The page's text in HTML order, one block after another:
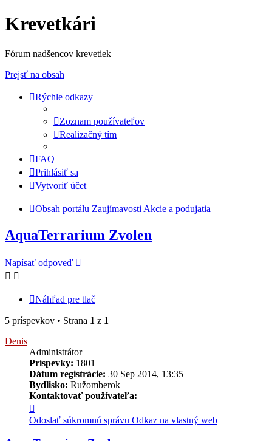
Krevetkári
Fórum nadšencov krevetiek
Prejsť na obsah
Rýchle odkazy
Zoznam používateľov
Realizačný tím
FAQ
Prihlásiť sa
Vytvoriť účet
Obsah portálu Zaujímavosti Akcie a podujatia
AquaTerrarium Zvolen
Napísať odpoveď
Náhľad pre tlač
5 príspevkov • Strana 1 z 1
Denis
Administrátor
Príspevky: 1801
Dátum registrácie: 30 Sep 2014, 13:35
Bydlisko: Ružomberok
Kontaktovať používateľa:
informácie
používateľa
-
Odoslať súkromnú správu Odkaz na vlastný web